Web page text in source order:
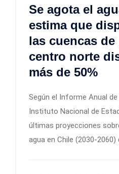
Se agota el
estima que
las cuencas de
centro norte
más de 50%
Según el Informe Anual
Instituto Nacional de
últimas proyecciones
agua en Chile (2030-